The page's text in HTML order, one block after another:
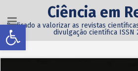
Abrir a barra de
Ciência em
Dedicado a valorizar as revistas
divulgação científica ISSN